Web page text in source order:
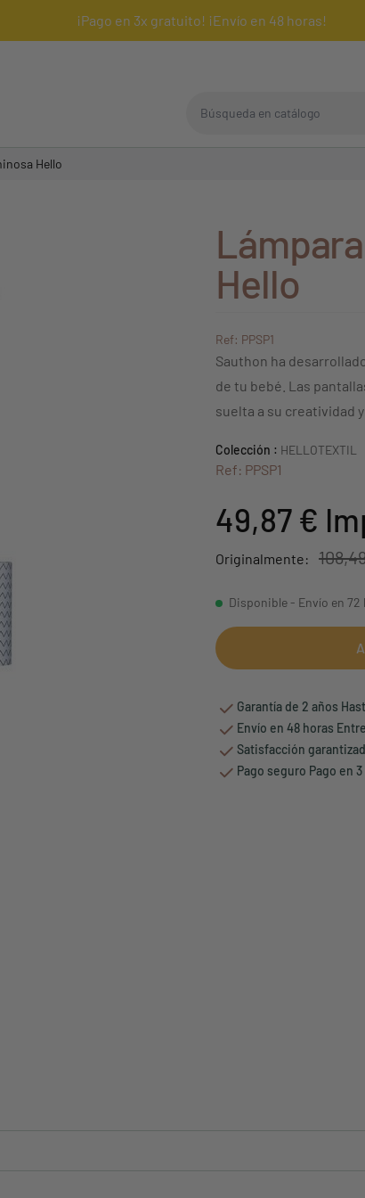
¡Pago en 3x gratuito! ¡Envío en 48 horas!
Hello
Hello
Ref: PPSP1
Sauthon ha
de tu bebé. Las
suelta a su creatividad
Colección : HELLOTEXTIL
Ref: PPSP1
49,87 €
Originalmente:
Disponible - Envío en 72
Garantía de 2 años
Envío en 48 horas
Satisfacción
Pago seguro Pago en